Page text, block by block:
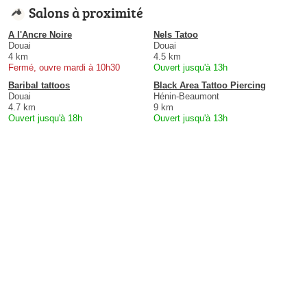
Salons à proximité
A l'Ancre Noire
Douai
4 km
Fermé, ouvre mardi à 10h30
Nels Tatoo
Douai
4.5 km
Ouvert jusqu'à 13h
Baribal tattoos
Douai
4.7 km
Ouvert jusqu'à 18h
Black Area Tattoo Piercing
Hénin-Beaumont
9 km
Ouvert jusqu'à 13h